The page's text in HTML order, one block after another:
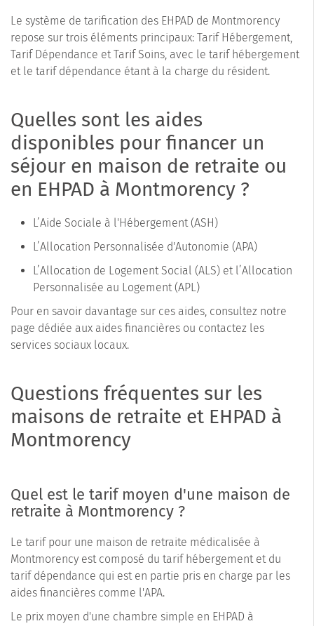
Le système de tarification des EHPAD de Montmorency
repose sur trois éléments principaux: Tarif Hébergement,
Tarif Dépendance et Tarif Soins, avec le tarif hébergement
et le tarif dépendance étant à la charge du résident.
Quelles sont les aides
disponibles pour financer un
séjour en maison de retraite ou
en EHPAD à Montmorency ?
L’Aide Sociale à l'Hébergement (ASH)
L’Allocation Personnalisée d'Autonomie (APA)
L’Allocation de Logement Social (ALS) et l’Allocation
Personnalisée au Logement (APL)
Pour en savoir davantage sur ces aides, consultez notre
page dédiée aux aides financières ou contactez les
services sociaux locaux.
Questions fréquentes sur les
maisons de retraite et EHPAD à
Montmorency
Quel est le tarif moyen d'une maison de
retraite à Montmorency ?
Le tarif pour une maison de retraite médicalisée à
Montmorency est composé du tarif hébergement et du
tarif dépendance qui est en partie pris en charge par les
aides financières comme l'APA.
Le prix moyen d'une chambre simple en EHPAD à